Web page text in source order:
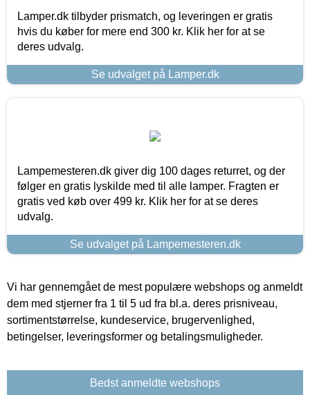
Lamper.dk tilbyder prismatch, og leveringen er gratis
hvis du køber for mere end 300 kr. Klik her for at se
deres udvalg.
Se udvalget på Lamper.dk
Lampemesteren.dk giver dig 100 dages returret, og der
følger en gratis lyskilde med til alle lamper. Fragten er
gratis ved køb over 499 kr. Klik her for at se deres
udvalg.
Se udvalget på Lampemesteren.dk
Vi har gennemgået de mest populære webshops og anmeldt
dem med stjerner fra 1 til 5 ud fra bl.a. deres prisniveau,
sortimentstørrelse, kundeservice, brugervenlighed,
betingelser, leveringsformer og betalingsmuligheder.
Bedst anmeldte webshops